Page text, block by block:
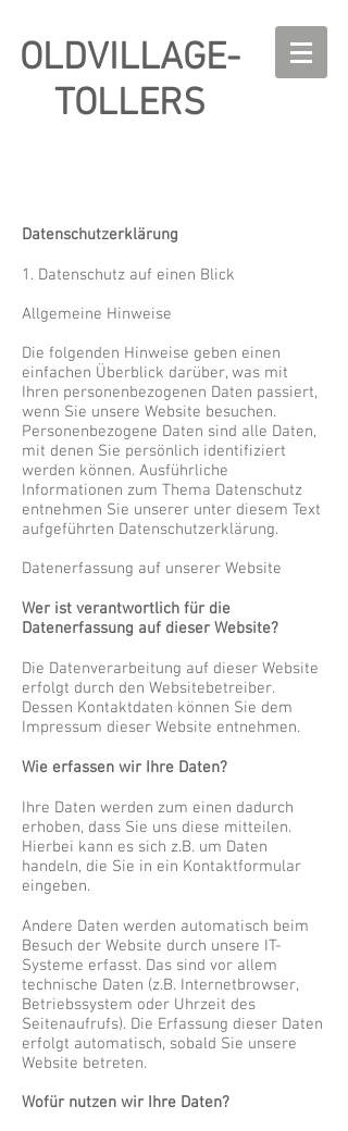
OLDVILLAGE-
TOLLERS
Datenschutzerklärung
1. Datenschutz auf einen Blick
Allgemeine Hinweise
Die folgenden Hinweise geben einen
einfachen Überblick darüber, was mit
Ihren personenbezogenen Daten passiert,
wenn Sie unsere Website besuchen.
Personenbezogene Daten sind alle Daten,
mit denen Sie persönlich identifiziert
werden können. Ausführliche
Informationen zum Thema Datenschutz
entnehmen Sie unserer unter diesem Text
aufgeführten Datenschutzerklärung.
Datenerfassung auf unserer Website
Wer ist verantwortlich für die
Datenerfassung auf dieser Website?
Die Datenverarbeitung auf dieser Website
erfolgt durch den Websitebetreiber.
Dessen Kontaktdaten können Sie dem
Impressum dieser Website entnehmen.
Wie erfassen wir Ihre Daten?
Ihre Daten werden zum einen dadurch
erhoben, dass Sie uns diese mitteilen.
Hierbei kann es sich z.B. um Daten
handeln, die Sie in ein Kontaktformular
eingeben.
Andere Daten werden automatisch beim
Besuch der Website durch unsere IT-
Systeme erfasst. Das sind vor allem
technische Daten (z.B. Internetbrowser,
Betriebssystem oder Uhrzeit des
Seitenaufrufs). Die Erfassung dieser Daten
erfolgt automatisch, sobald Sie unsere
Website betreten.
Wofür nutzen wir Ihre Daten?